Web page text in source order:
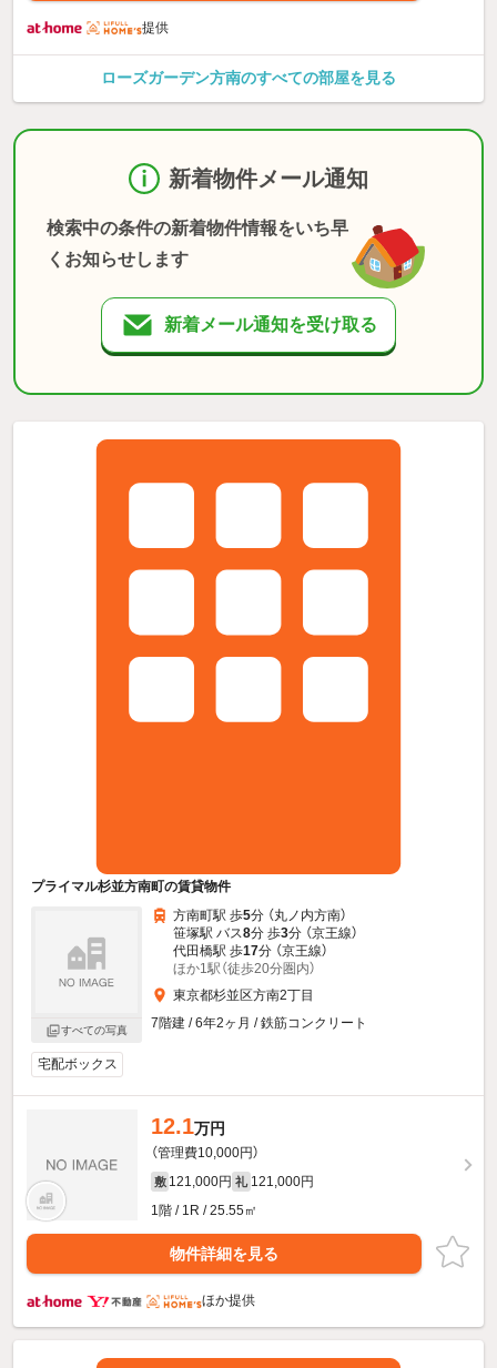
提供
ローズガーデン方南のすべての部屋を見る
新着物件メール通知
検索中の条件の新着物件情報をいち早
くお知らせします
新着メール通知を受け取る
プライマル杉並方南町の賃貸物件
すべての写真
方南町駅 歩5分 （丸ノ内方南）
笹塚駅 バス8分 歩3分 （京王線）
代田橋駅 歩17分 （京王線）
ほか1駅（徒歩20分圏内）
東京都杉並区方南2丁目
7階建 / 6年2ヶ月 / 鉄筋コンクリート
宅配ボックス
12.1万円
（管理費10,000円）
敷 121,000円 礼 121,000円
1階 / 1R / 25.55㎡
物件詳細を見る
ほか提供